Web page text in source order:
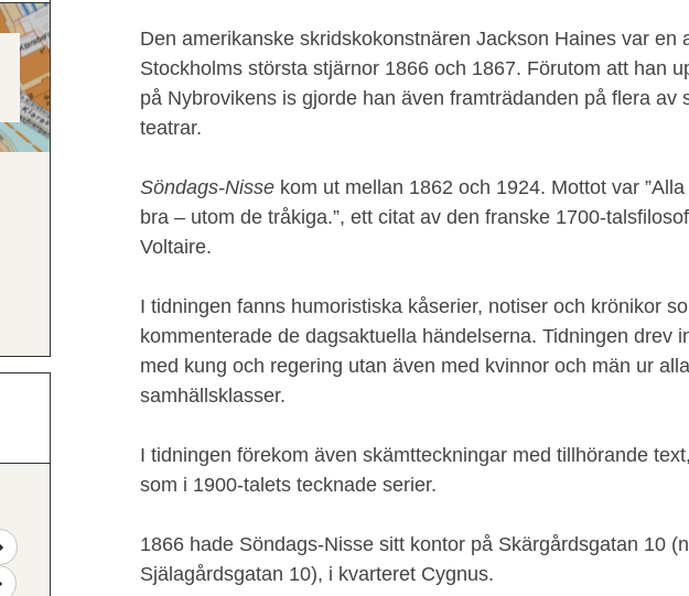
Den amerikanske skridskokonstnären Jackson Haines var en
Stockholms största stjärnor 1866 och 1867. Förutom att han
på Nybrovikens is gjorde han även framträdanden på flera av
teatrar.
Söndags-Nisse kom ut mellan 1862 och 1924. Mottot var
bra – utom de tråkiga.”, ett citat av den franske 1700-
Voltaire.
I tidningen fanns humoristiska kåserier, notiser och krönikor
kommenterade de dagsaktuella händelserna. Tidningen drev
med kung och regering utan även med kvinnor och män ur alla
samhällsklasser.
I tidningen förekom även skämtteckningar med tillhörande
som i 1900-talets tecknade serier.
1866 hade Söndags-Nisse sitt kontor på Skärgårdsgatan 10
Själagårdsgatan 10), i kvarteret Cygnus.